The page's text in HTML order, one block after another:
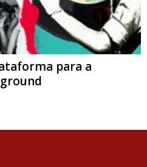
para a